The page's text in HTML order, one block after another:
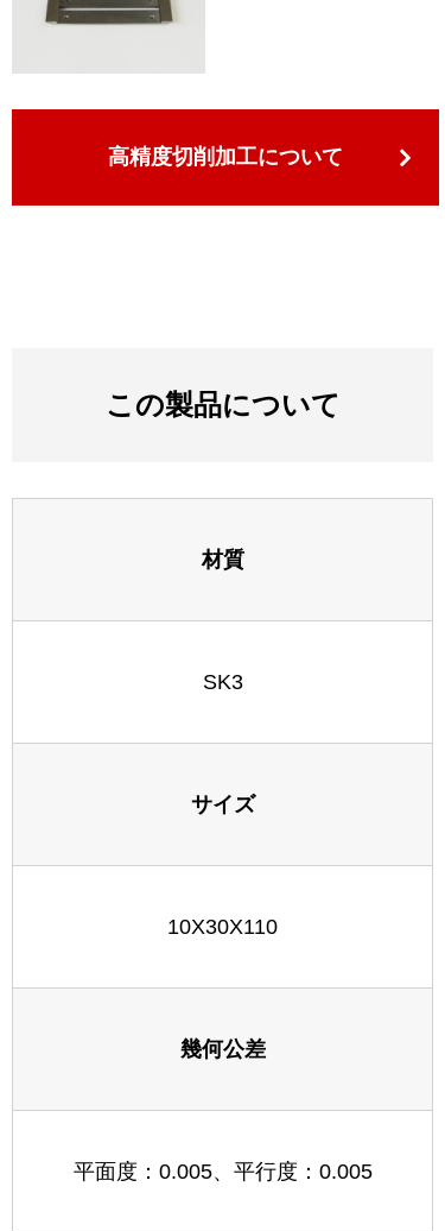
高精度切削加工について
この製品について
材質
SK3
サイズ
10X30X110
幾何公差
平面度：0.005、平行度：0.005